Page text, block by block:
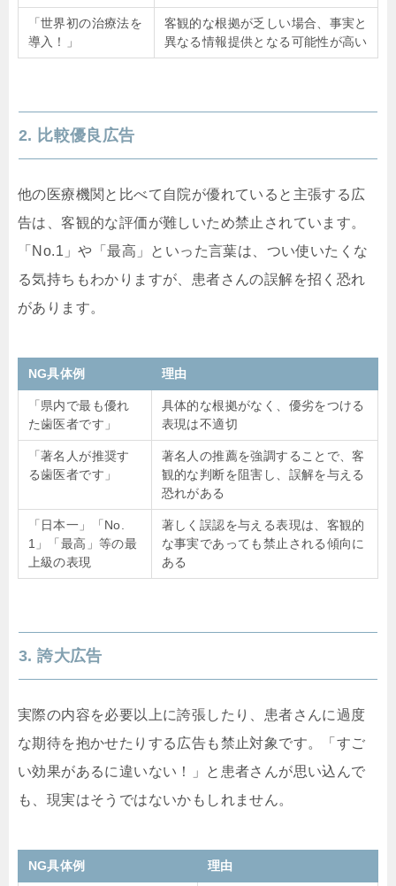
「世界初の治療法を
導入！」
客観的な根拠が乏しい場合、事実と
異なる情報提供となる可能性が高い
2. 比較優良広告
他の医療機関と比べて自院が優れていると主張する広
告は、客観的な評価が難しいため禁止されています。
「No.1」や「最高」といった言葉は、つい使いたくな
る気持ちもわかりますが、患者さんの誤解を招く恐れ
があります。
NG具体例 理由
「県内で最も優れ
た歯医者です」
具体的な根拠がなく、優劣をつける
表現は不適切
「著名人が推奨す
る歯医者です」
著名人の推薦を強調することで、客
観的な判断を阻害し、誤解を与える
恐れがある
「日本一」「No.
1」「最高」等の最
上級の表現
著しく誤認を与える表現は、客観的
な事実であっても禁止される傾向に
ある
3. 誇大広告
実際の内容を必要以上に誇張したり、患者さんに過度
な期待を抱かせたりする広告も禁止対象です。「すご
い効果があるに違いない！」と患者さんが思い込んで
も、現実はそうではないかもしれません。
NG具体例 理由